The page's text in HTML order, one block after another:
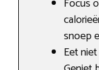
Focus
snoep
Eet